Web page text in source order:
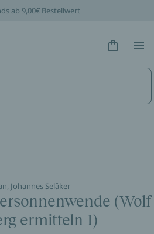
ab 9,00€ Bestellwert
Hidden
Johannes Selåker
(Wolf
ermitteln 1)